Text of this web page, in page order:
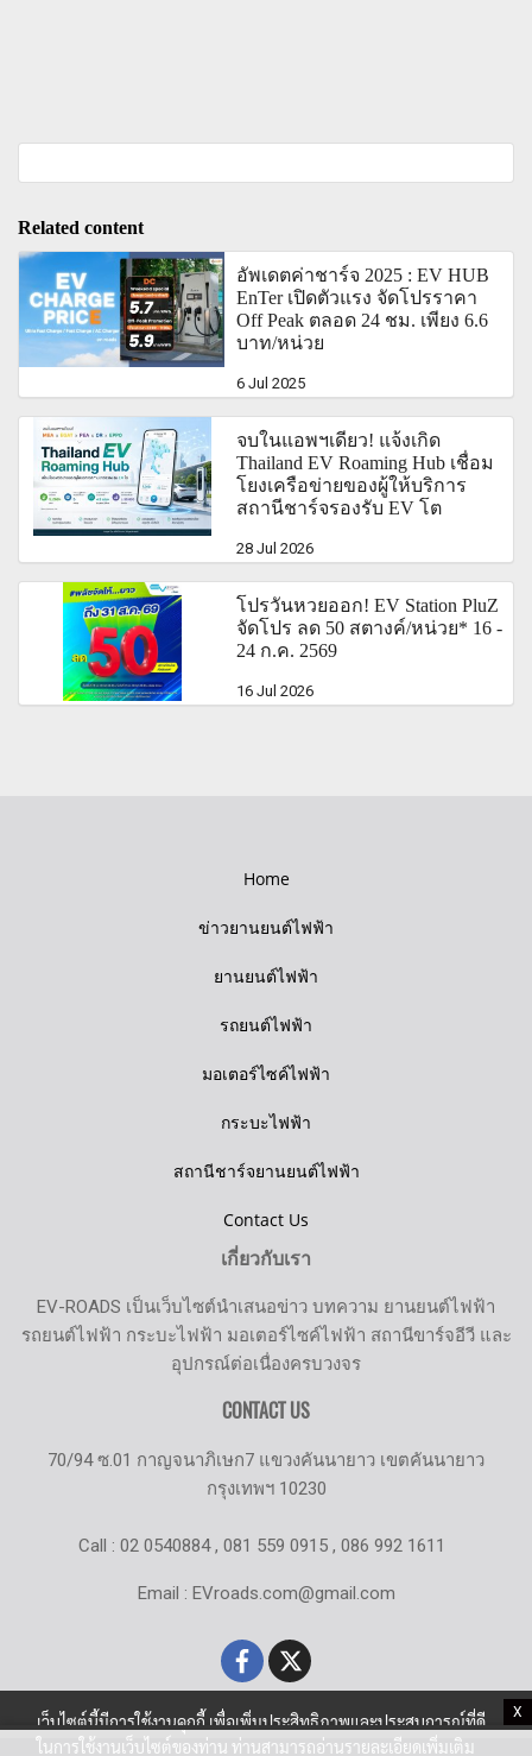
X
Related content
อัพเดตค่าชาร์จ 2025 : EV HUB
EnTer เปิดตัวแรง จัดโปรราคา
Off Peak ตลอด 24 ชม. เพียง 6.6
บาท/หน่วย
6 Jul 2025
จบในแอพฯเดียว! แจ้งเกิด
Thailand EV Roaming Hub เชื่อม
โยงเครือข่ายของผู้ให้บริการ
สถานีชาร์จรองรับ EV โต
28 Jul 2026
โปรวันหวยออก! EV Station PluZ
จัดโปร ลด 50 สตางค์/หน่วย* 16 -
24 ก.ค. 2569
16 Jul 2026
Home
ข่าวยานยนต์ไฟฟ้า
ยานยนต์ไฟฟ้า
รถยนต์ไฟฟ้า
มอเตอร์ไซค์ไฟฟ้า
กระบะไฟฟ้า
สถานีชาร์จยานยนต์ไฟฟ้า
Contact Us
เกี่ยวกับเรา
EV-ROADS เป็นเว็บไซต์นำเสนอข่าว บทความ ยานยนต์ไฟฟ้า
รถยนต์ไฟฟ้า กระบะไฟฟ้า มอเตอร์ไซค์ไฟฟ้า สถานีขาร์จอีวี และ
อุปกรณ์ต่อเนื่องครบวงจร
CONTACT US
70/94 ซ.01 กาญจนาภิเษก7 แขวงคันนายาว เขตคันนายาว
กรุงเทพฯ 10230
Call : 02 0540884 , 081 559 0915 , 086 992 1611
Email : EVroads.com@gmail.com
เว็บไซต์นี้มีการใช้งานคุกกี้ เพื่อเพิ่มประสิทธิภาพและประสบการณ์ที่ดี
ในการใช้งานเว็บไซต์ของท่าน ท่านสามารถอ่านรายละเอียดเพิ่มเติม